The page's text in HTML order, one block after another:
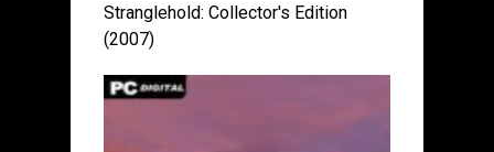
Stranglehold: Collector's Edition
(2007)